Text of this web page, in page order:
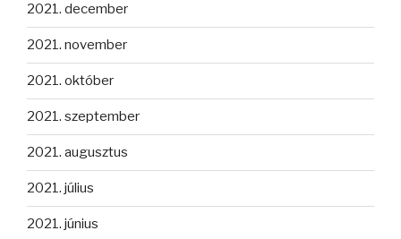
2021. december
2021. november
2021. október
2021. szeptember
2021. augusztus
2021. július
2021. június